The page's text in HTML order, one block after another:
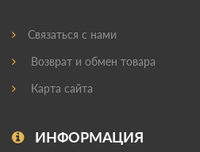
Связаться с нами
Возврат и обмен товара
Карта сайта
ИНФОРМАЦИЯ